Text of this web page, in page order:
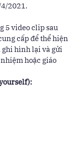
2021.
5 video clip sau
cấp để thể hiện
hình lại và gửi
hoặc giáo